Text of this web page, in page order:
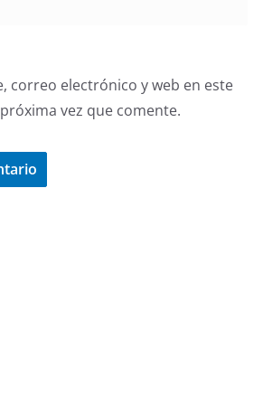
correo electrónico y web en este
vez que comente.